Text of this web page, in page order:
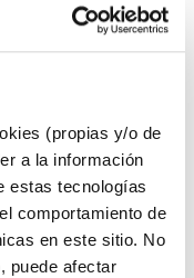
(propias y/o de
a la información
estas tecnologías
comportamiento de
en este sitio. No
puede afectar
Ver más
al carrito